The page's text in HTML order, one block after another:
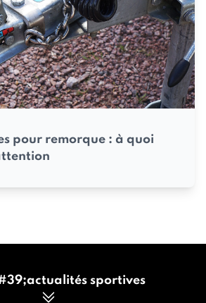
pour remorque : à quoi
sportives